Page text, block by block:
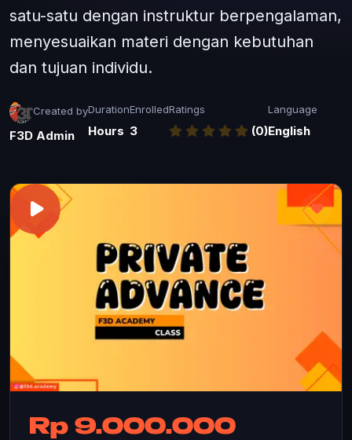
satu-satu dengan instruktur berpengalaman,
menyesuaikan materi dengan kebutuhan
dan tujuan individu.
Created by
F3D Admin
Duration
Hours
Enrolled
3
Ratings
(0)
Language
English
Rp 9.000.000